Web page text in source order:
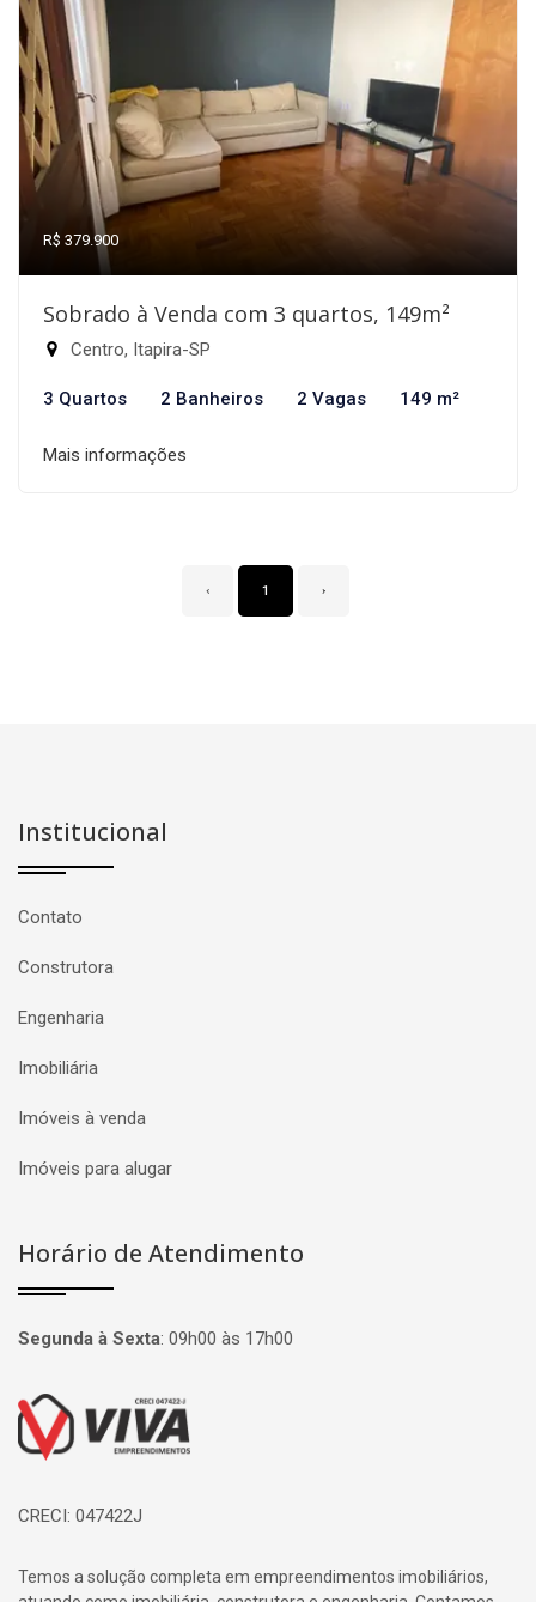
R$ 379.900
Sobrado à Venda com 3 quartos, 149m²
Centro, Itapira-SP
3 Quartos 2 Banheiros 2 Vagas 149 m²
Mais informações
‹ 1 ›
Institucional
Contato
Construtora
Engenharia
Imobiliária
Imóveis à venda
Imóveis para alugar
Horário de Atendimento
Segunda à Sexta: 09h00 às 17h00
Página inicial
CRECI: 047422J
Temos a solução completa em empreendimentos imobiliários,